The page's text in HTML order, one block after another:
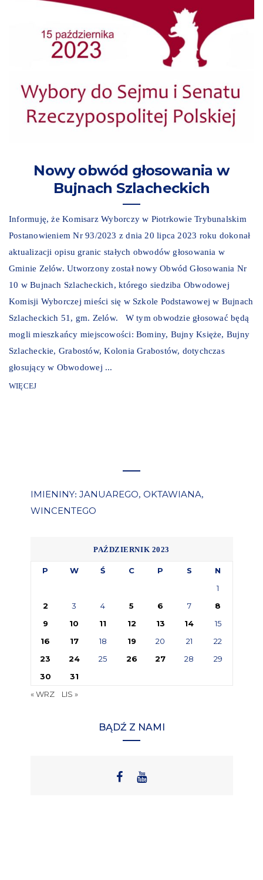
Nowy obwód głosowania w
Bujnach Szlacheckich
Informuję, że Komisarz Wyborczy w Piotrkowie Trybunalskim
Postanowieniem Nr 93/2023 z dnia 20 lipca 2023 roku dokonał
aktualizacji opisu granic stałych obwodów głosowania w
Gminie Zelów. Utworzony został nowy Obwód Głosowania Nr
10 w Bujnach Szlacheckich, którego siedziba Obwodowej
Komisji Wyborczej mieści się w Szkole Podstawowej w Bujnach
Szlacheckich 51, gm. Zelów. W tym obwodzie głosować będą
mogli mieszkańcy miejscowości: Bominy, Bujny Księże, Bujny
Szlacheckie, Grabostów, Kolonia Grabostów, dotychczas
głosujący w Obwodowej ...
WIĘCEJ
IMIENINY: JANUAREGO, OKTAWIANA,
WINCENTEGO
PAŹDZIERNIK 2023
P W Ś C P S
N
1
2
3 4 5 6 7
8
9
10 11 12 13 14
15
16
17 18 19 20 21
22
23
24 25 26 27 28
29
30
31
« WRZ
LIS »
BĄDŹ Z NAMI